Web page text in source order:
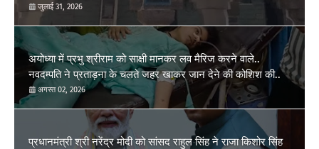
होगा..जुलाई 31, 2026
अयोध्या में प्रभु श्रीराम को साक्षी मानकर लव मैरिज करने वाले..
नवदम्पति ने प्रताड़ना के चलते जहर खाकर जान देने की कोशिश की..
अगस्त 02, 2026
प्रधानमंत्री श्री नरेंद्र मोदी को सांसद राहुल सिंह ने राजा किशोर सिंह